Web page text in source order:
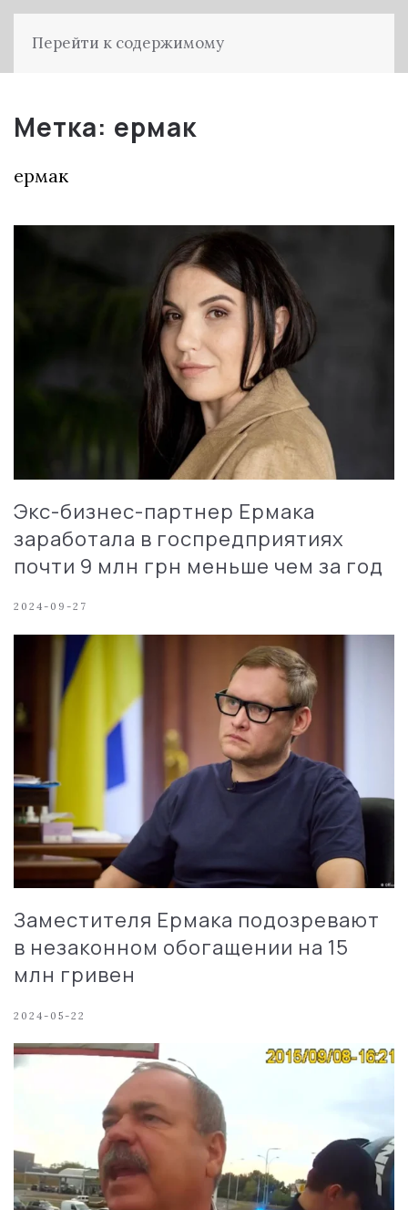
Перейти к содержимому
Метка: ермак
ермак
Экс-бизнес-партнер Ермака
заработала в госпредприятиях
почти 9 млн грн меньше чем за год
2024-09-27
Заместителя Ермака подозревают
в незаконном обогащении на 15
млн гривен
2024-05-22